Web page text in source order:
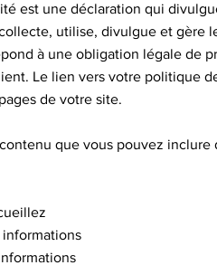
est une déclaration qui
utilise, divulgue et gère
à une obligation légale de
Le lien vers votre politique
de votre site.
que vous pouvez inclure